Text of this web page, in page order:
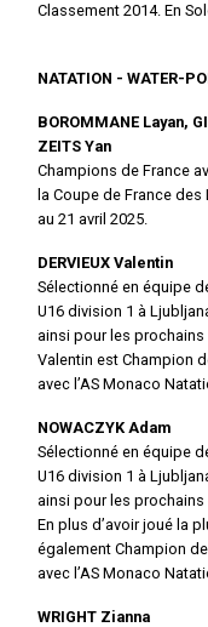
Classement 2014. En
NATATION - WATER-
BOROMMANE Layan,
ZEITS Yan
Champions de France
la Coupe de France
au 21 avril 2025.
DERVIEUX Valentin
Sélectionné en équipe
U16 division 1 à
ainsi pour les prochains
Valentin est Champion
avec l’AS Monaco
NOWACZYK Adam
Sélectionné en équipe
U16 division 1 à
ainsi pour les prochains
En plus d’avoir joué la
également Champion
avec l’AS Monaco
WRIGHT Zianna